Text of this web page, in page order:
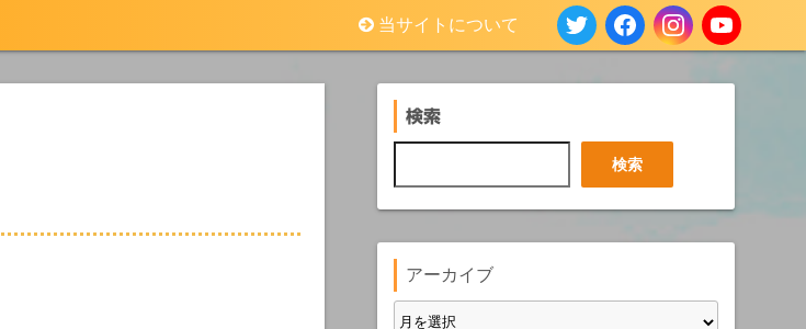
当サイトについて
検索
索
検索
アーカイブ